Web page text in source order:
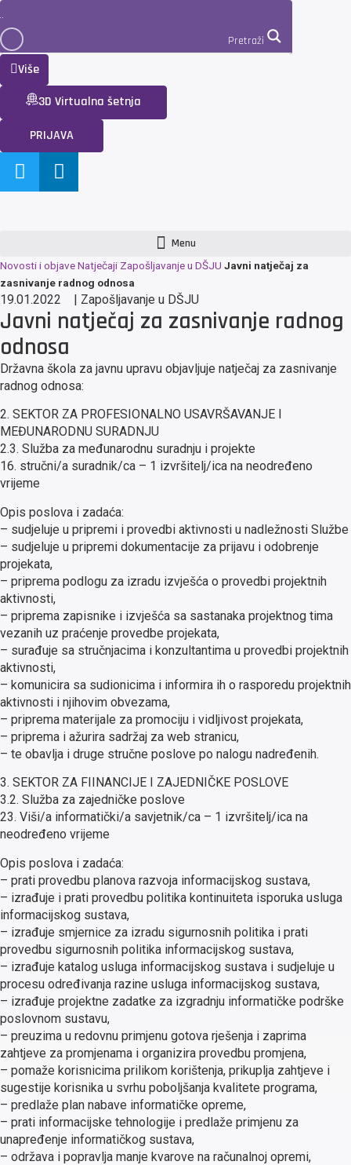
Pretraži
Više
3D Virtualna šetnja
PRIJAVA
Menu
Novosti i objaveNatječaji Zapošljavanje u DŠJU Javni natječaj za
zasnivanje radnog odnosa
19.01.2022 | Zapošljavanje u DŠJU
Javni natječaj za zasnivanje radnog
odnosa
Državna škola za javnu upravu objavljuje natječaj za zasnivanje
radnog odnosa:
2. SEKTOR ZA PROFESIONALNO USAVRŠAVANJE I
MEĐUNARODNU SURADNJU
2.3. Služba za međunarodnu suradnju i projekte
16. stručni/a suradnik/ca – 1 izvršitelj/ica na neodređeno
vrijeme
Opis poslova i zadaća:
– sudjeluje u pripremi i provedbi aktivnosti u nadležnosti Službe
– sudjeluje u pripremi dokumentacije za prijavu i odobrenje
projekata,
– priprema podlogu za izradu izvješća o provedbi projektnih
aktivnosti,
– priprema zapisnike i izvješća sa sastanaka projektnog tima
vezanih uz praćenje provedbe projekata,
– surađuje sa stručnjacima i konzultantima u provedbi projektnih
aktivnosti,
– komunicira sa sudionicima i informira ih o rasporedu projektnih
aktivnosti i njihovim obvezama,
– priprema materijale za promociju i vidljivost projekata,
– priprema i ažurira sadržaj za web stranicu,
– te obavlja i druge stručne poslove po nalogu nadređenih.
3. SEKTOR ZA FIINANCIJE I ZAJEDNIČKE POSLOVE
3.2. Služba za zajedničke poslove
23. Viši/a informatički/a savjetnik/ca – 1 izvršitelj/ica na
neodređeno vrijeme
Opis poslova i zadaća:
– prati provedbu planova razvoja informacijskog sustava,
– izrađuje i prati provedbu politika kontinuiteta isporuka usluga
informacijskog sustava,
– izrađuje smjernice za izradu sigurnosnih politika i prati
provedbu sigurnosnih politika informacijskog sustava,
– izrađuje katalog usluga informacijskog sustava i sudjeluje u
procesu određivanja razine usluga informacijskog sustava,
– izrađuje projektne zadatke za izgradnju informatičke podrške
poslovnom sustavu,
– preuzima u redovnu primjenu gotova rješenja i zaprima
zahtjeve za promjenama i organizira provedbu promjena,
– pomaže korisnicima prilikom korištenja, prikuplja zahtjeve i
sugestije korisnika u svrhu poboljšanja kvalitete programa,
– predlaže plan nabave informatičke opreme,
– prati informacijske tehnologije i predlaže primjenu za
unapređenje informatičkog sustava,
– održava i popravlja manje kvarove na računalnoj opremi,